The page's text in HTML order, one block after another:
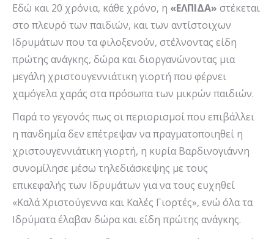
Εδώ και 20 χρόνια, κάθε χρόνο, η «ΕΛΠΙΔΑ» στέκεται
στο πλευρό των παιδιών, και των αντίστοιχων
Ιδρυμάτων που τα φιλοξενούν, στέλνοντας είδη
πρώτης ανάγκης, δώρα και διοργανώνοντας μια
μεγάλη χριστουγεννιάτικη γιορτή που φέρνει
χαμόγελα χαράς στα πρόσωπα των μικρών παιδιών.
Παρά το γεγονός πως οι περιορισμοί που επιβάλλει
η πανδημία δεν επέτρεψαν να πραγματοποιηθεί η
χριστουγεννιάτικη γιορτή, η κυρία Βαρδινογιάννη
συνομίλησε μέσω τηλεδιάσκεψης με τους
επικεφαλής των Ιδρυμάτων για να τους ευχηθεί
«Καλά Χριστούγεννα και Καλές Γιορτές», ενώ όλα τα
Ιδρύματα έλαβαν δώρα και είδη πρώτης ανάγκης.